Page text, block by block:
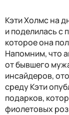
Кэти Холмс на
и поделилась с
которое она
Напомним, что
от бывшего
инсайдеров,
среду Кэти
подарков,
фиолетовых